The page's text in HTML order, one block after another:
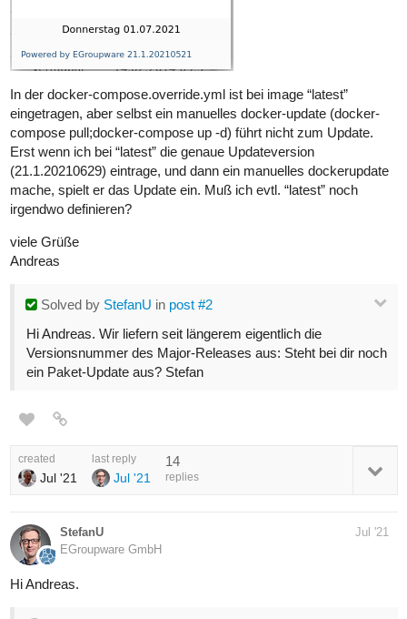
In der docker-compose.override.yml ist bei image “latest”
eingetragen, aber selbst ein manuelles docker-update (docker-
compose pull;docker-compose up -d) führt nicht zum Update.
Erst wenn ich bei “latest” die genaue Updateversion
(21.1.20210629) eintrage, und dann ein manuelles dockerupdate
mache, spielt er das Update ein. Muß ich evtl. “latest” noch
irgendwo definieren?
viele Grüße
Andreas
Solved by StefanU in post #2
Hi Andreas. Wir liefern seit längerem eigentlich die
Versionsnummer des Major-Releases aus: Steht bei dir noch
ein Paket-Update aus? Stefan
created
Jul '21
last reply
Jul '21
14
replies
StefanU
EGroupware GmbH
Jul '21
Hi Andreas.